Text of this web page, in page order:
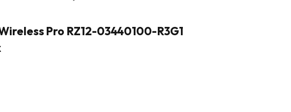
Pro RZ12-03440100-R3G1